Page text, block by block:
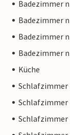
Badezimmer
Badezimmer
Badezimmer
Badezimmer
Küche
Schlafzimmer
Schlafzimmer
Schlafzimmer